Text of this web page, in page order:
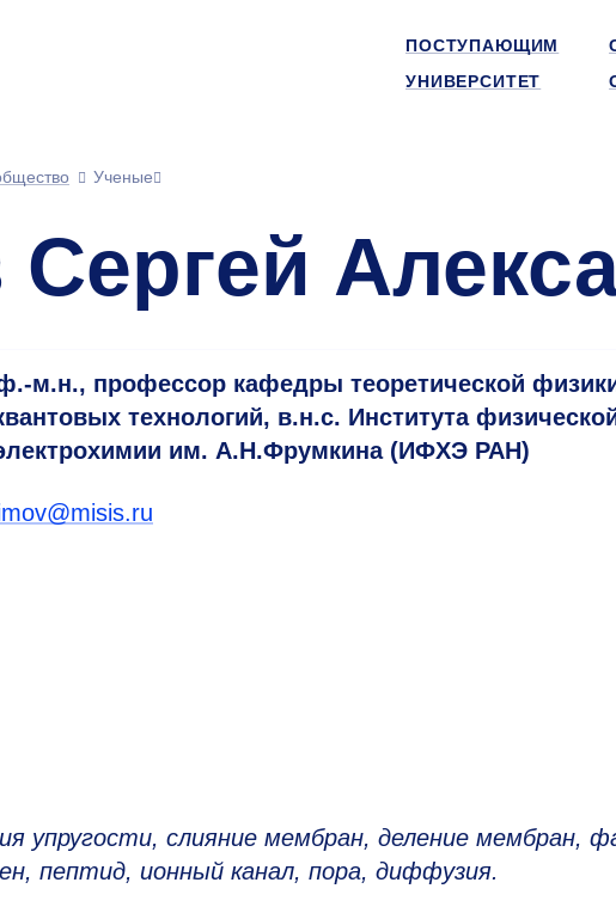
ПОСТУПАЮЩИМ
УНИВЕРСИТЕТ
Ученые
м.н., профессор кафедры теоретической
технологий, в.н.с. Института
им. А.Н.Фрумкина (ИФХЭ РАН)
упругости, слияние мембран, деление мембран,
пептид, ионный канал, пора, диффузия.